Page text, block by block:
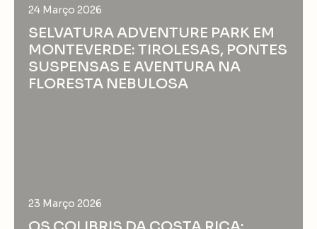
24 Março 2026
SELVATURA ADVENTURE PARK EM
MONTEVERDE: TIROLESAS, PONTES
SUSPENSAS E AVENTURA NA
FLORESTA NEBULOSA
23 Março 2026